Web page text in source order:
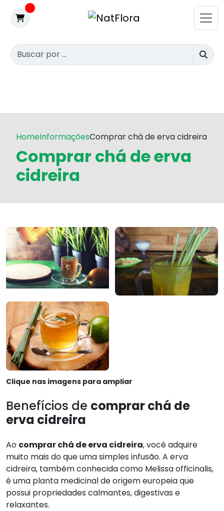
HomeInformaçõesComprar chá de erva cidreira
Comprar chá de erva
cidreira
Clique nas imagens para ampliar
Benefícios de comprar chá de
erva cidreira
Ao comprar chá de erva cidreira, você adquire
muito mais do que uma simples infusão. A erva
cidreira, também conhecida como Melissa officinalis,
é uma planta medicinal de origem europeia que
possui propriedades calmantes, digestivas e
relaxantes.